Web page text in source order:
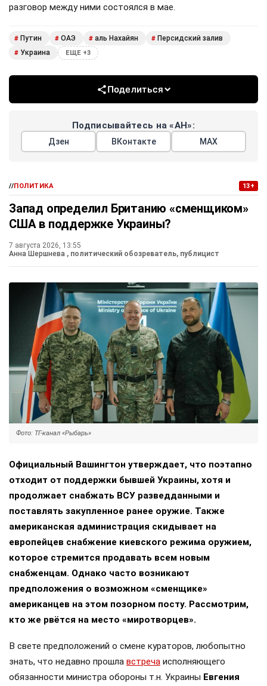
разговор между ними состоялся в мае.
# Путин # ОАЭ # аль Нахайян # Персидский залив
# Украина ЕЩЕ +3
Поделиться
Подписывайтесь на «АН»:
Дзен ВКонтакте МАХ
//ПОЛИТИКА 13+
Запад определил Британию «сменщиком»
США в поддержке Украины?
7 августа 2026, 13:55
Анна Шершнева , политический обозреватель, публицист
Фото: ТГ-канал «Рыбарь»
Официальный Вашингтон утверждает, что поэтапно
отходит от поддержки бывшей Украины, хотя и
продолжает снабжать ВСУ разведданными и
поставлять закупленное ранее оружие. Также
американская администрация скидывает на
европейцев снабжение киевского режима оружием,
которое стремится продавать всем новым
снабженцам. Однако часто возникают
предположения о возможном «сменщике»
американцев на этом позорном посту. Рассмотрим,
кто же рвётся на место «миротворцев».
В свете предположений о смене кураторов, любопытно
знать, что недавно прошла встреча исполняющего
обязанности министра обороны т.н. Украины Евгения